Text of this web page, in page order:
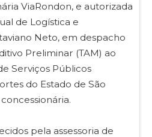
ViaRondon, e autorizada
de Logística e
Neto, em despacho
Preliminar (TAM) ao
Serviços Públicos
do Estado de São
pela assessoria de